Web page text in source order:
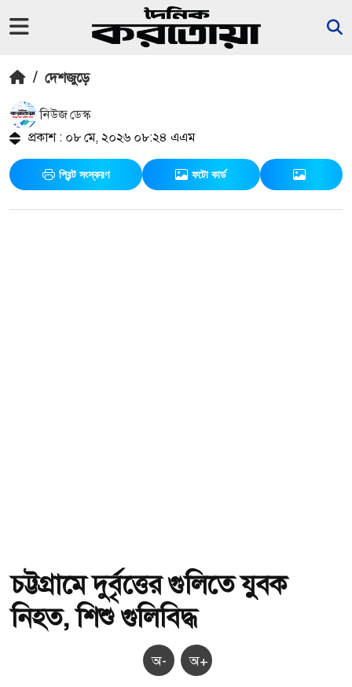
/ দেশজুড়ে
নিউজ ডেস্ক
প্রকাশ : ০৮ মে, ২০২৬ ০৮:২৪ এএম
প্রিন্ট সংস্করণ ফটো কার্ড
চট্টগ্রামে দুর্বৃত্তের গুলিতে যুবক
নিহত, শিশু গুলিবিদ্ধ
অ- অ+